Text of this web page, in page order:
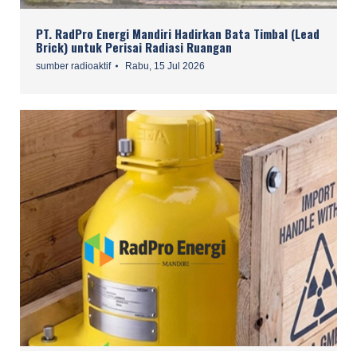
PT. RadPro Energi Mandiri Hadirkan Bata Timbal (Lead
Brick) untuk Perisai Radiasi Ruangan
sumber radioaktif Rabu, 15 Jul 2026